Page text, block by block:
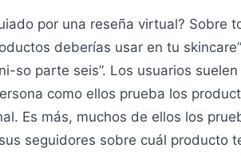
por una reseña virtual? Sobre
deberías usar en tu
so parte seis”. Los usuarios
como ellos prueba los
Es más, muchos de ellos los
seguidores sobre cuál producto